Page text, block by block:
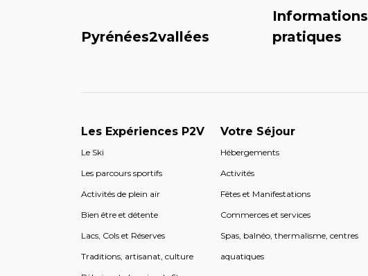
Pyrénées2vallées
Informations
pratiques
Les Expériences P2V
Le Ski
Les parcours sportifs
Activités de plein air
Bien être et détente
Lacs, Cols et Réserves
Traditions, artisanat, culture
Votre Séjour
Hébergements
Activités
Fêtes et Manifestations
Commerces et services
Spas, balnéo, thermalisme, centres
aquatiques